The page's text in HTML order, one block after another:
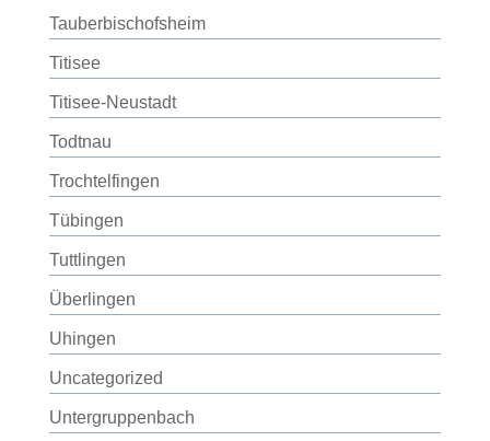
Tauberbischofsheim
Titisee
Titisee-Neustadt
Todtnau
Trochtelfingen
Tübingen
Tuttlingen
Überlingen
Uhingen
Uncategorized
Untergruppenbach